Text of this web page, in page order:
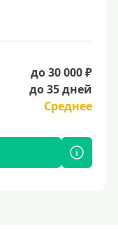
до 30 000 ₽
до 35 дней
Среднее